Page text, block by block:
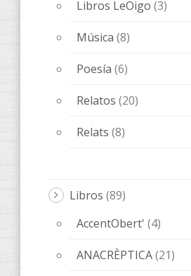
Bes de Poesía
fARSA (5)
Melqart Editorial
ObScena
OTROS(20)
QUADERNS D'ARTISTA